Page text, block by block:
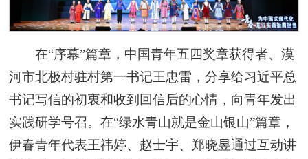
在“序幕”篇章，中国青年五四奖章获得者、漠
河市北极村驻村第一书记王忠雷，分享给习近平总
书记写信的初衷和收到回信后的心情，向青年发出
实践研学号召。在“绿水青山就是金山银山”篇章，
伊春青年代表王祎婷、赵士宇、郑晓昱通过互动讲